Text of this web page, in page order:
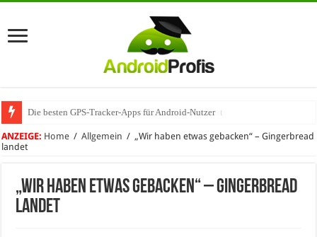
Die besten GPS-Tracker-Apps für Android-Nutzer
Umhängeband fürs Handy: Warum das praktisch ist
ANZEIGE: Home / Allgemein / „Wir haben etwas gebacken“ – Gingerbread
landet
„Wir haben etwas gebacken“ – Gingerbread
landet